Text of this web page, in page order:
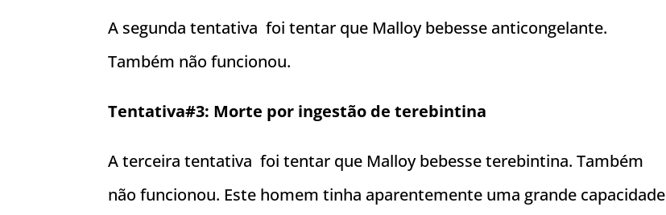
A segunda tentativa foi tentar que Malloy bebesse anticongelante.
Também não funcionou.
Tentativa#3: Morte por ingestão de terebintina
A terceira tentativa foi tentar que Malloy bebesse terebintina. Também
não funcionou. Este homem tinha aparentemente uma grande capacidade